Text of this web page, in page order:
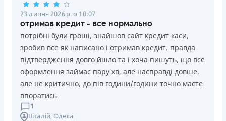
23 липня 2026 р. о 10:07
отримав кредит - все нормально
потрібні були гроші, знайшов сайт кредит каси,
зробив все як написано і отримав кредит. правда
підтвердження довго йшло та і хоча пишуть, що все
оформлення займає пару хв, але насправді довше.
але не критично, до пів години/години точно маєте
впоратись
1
Віталій, Одеса